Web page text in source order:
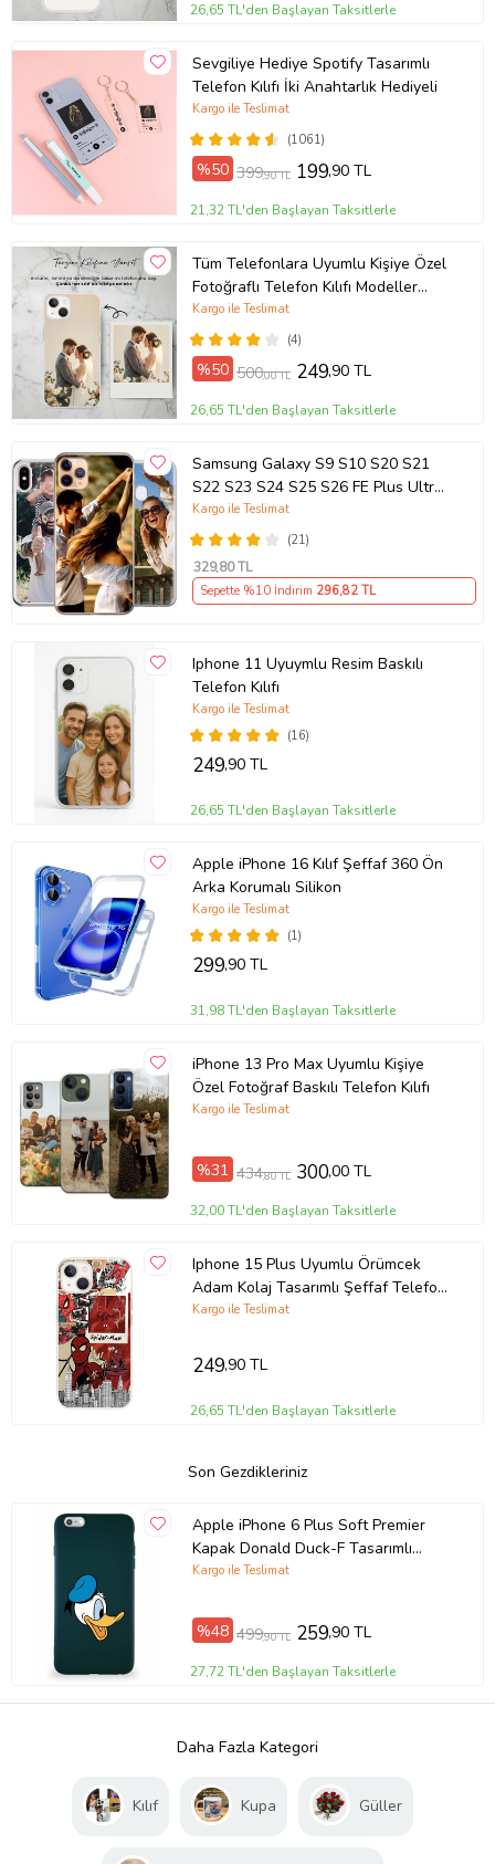
26,65 TL'den Başlayan Taksitlerle
Sevgiliye Hediye Spotify Tasarımlı
Telefon Kılıfı İki Anahtarlık Hediyeli
(1061)
Kargo ile Teslimat
%50 399,90 TL 199,90 TL
21,32 TL'den Başlayan Taksitlerle
Tüm Telefonlara Uyumlu Kişiye Özel
Fotoğraflı Telefon Kılıfı Modeller
Açıklamada
(4)
Kargo ile Teslimat
%50 500,00 TL 249,90 TL
26,65 TL'den Başlayan Taksitlerle
Samsung Galaxy S9 S10 S20 S21
S22 S23 S24 S25 S26 FE Plus Ultra
Kılıf Kişiye Özel Resimli Fotoğraflı
Silikon
(21)
Kargo ile Teslimat
329,80 TL
Sepette %10 İndirim 296,82 TL
Iphone 11 Uyuymlu Resim Baskılı
Telefon Kılıfı
(16)
Kargo ile Teslimat
249,90 TL
26,65 TL'den Başlayan Taksitlerle
Apple iPhone 16 Kılıf Şeffaf 360 Ön
Arka Korumalı Silikon
(1)
Kargo ile Teslimat
299,90 TL
31,98 TL'den Başlayan Taksitlerle
iPhone 13 Pro Max Uyumlu Kişiye
Özel Fotoğraf Baskılı Telefon Kılıfı
Kargo ile Teslimat
%31 434,80 TL 300,00 TL
32,00 TL'den Başlayan Taksitlerle
Iphone 15 Plus Uyumlu Örümcek
Adam Kolaj Tasarımlı Şeffaf Telefon
Kılıfı
Kargo ile Teslimat
249,90 TL
26,65 TL'den Başlayan Taksitlerle
Son Gezdikleriniz
Apple iPhone 6 Plus Soft Premier
Kapak Donald Duck-F Tasarımlı
Silikon Kılıf - Yeşil (Şeffaf)
Kargo ile Teslimat
%48 499,90 TL 259,90 TL
27,72 TL'den Başlayan Taksitlerle
Daha Fazla Kategori
Kılıf Kupa Güller